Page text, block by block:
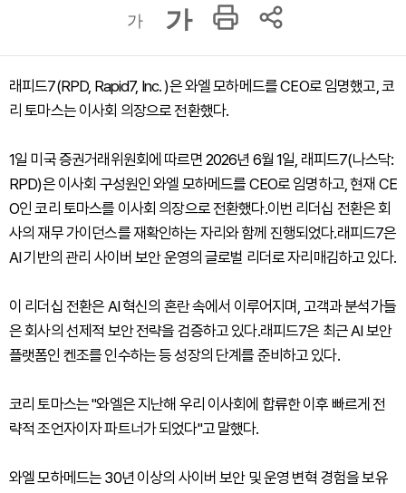
가 가
래피드7(RPD, Rapid7, Inc. )은 와엘 모하메드를 CEO로 임명했고, 코
리 토마스는 이사회 의장으로 전환했다.
1일 미국 증권거래위원회에 따르면 2026년 6월 1일, 래피드7(나스닥:
RPD)은 이사회 구성원인 와엘 모하메드를 CEO로 임명하고, 현재 CE
O인 코리 토마스를 이사회 의장으로 전환했다.이번 리더십 전환은 회
사의 재무 가이던스를 재확인하는 자리와 함께 진행되었다.래피드7은
AI 기반의 관리 사이버 보안 운영의 글로벌 리더로 자리매김하고 있다.
이 리더십 전환은 AI 혁신의 혼란 속에서 이루어지며, 고객과 분석가들
은 회사의 선제적 보안 전략을 검증하고 있다.래피드7은 최근 AI 보안
플랫폼인 켄조를 인수하는 등 성장의 단계를 준비하고 있다.
코리 토마스는 "와엘은 지난해 우리 이사회에 합류한 이후 빠르게 전
략적 조언자이자 파트너가 되었다"고 말했다.
와엘 모하메드는 30년 이상의 사이버 보안 및 운영 변혁 경험을 보유